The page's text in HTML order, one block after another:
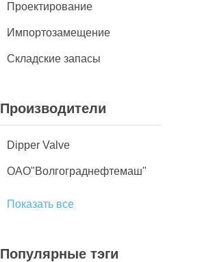
Проектирование
Импортозамещение
Складские запасы
Производители
Dipper Valve
ОАО"Волгограднефтемаш"
Показать все
Популярные тэги